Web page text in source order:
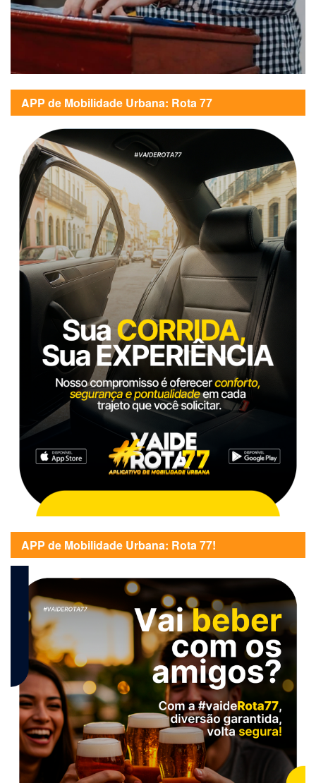
APP de Mobilidade Urbana: Rota 77
APP de Mobilidade Urbana: Rota 77!